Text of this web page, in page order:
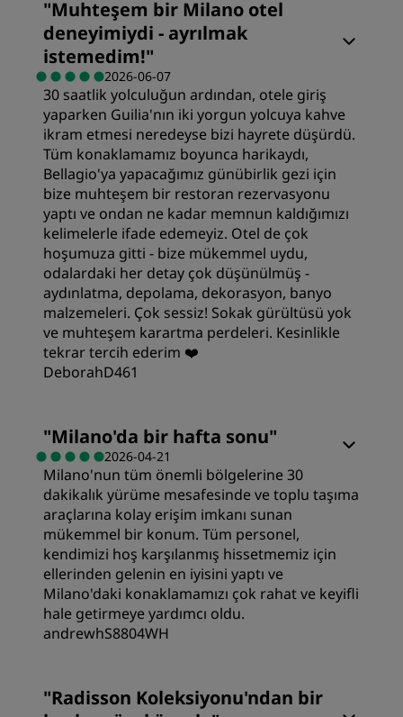
"Muhteşem bir Milano otel
deneyimiydi - ayrılmak
istemedim!"
2026-06-07
30 saatlik yolculuğun ardından, otele giriş
yaparken Guilia'nın iki yorgun yolcuya kahve
ikram etmesi neredeyse bizi hayrete düşürdü.
Tüm konaklamamız boyunca harikaydı,
Bellagio'ya yapacağımız günübirlik gezi için
bize muhteşem bir restoran rezervasyonu
yaptı ve ondan ne kadar memnun kaldığımızı
kelimelerle ifade edemeyiz. Otel de çok
hoşumuza gitti - bize mükemmel uydu,
odalardaki her detay çok düşünülmüş -
aydınlatma, depolama, dekorasyon, banyo
malzemeleri. Çok sessiz! Sokak gürültüsü yok
ve muhteşem karartma perdeleri. Kesinlikle
tekrar tercih ederim ❤️
DeborahD461
Değer
Uyku Kalitesi
Yer
Temizlik
Hizmet
"Milano'da bir hafta sonu"
2026-04-21
Milano'nun tüm önemli bölgelerine 30
dakikalık yürüme mesafesinde ve toplu taşıma
araçlarına kolay erişim imkanı sunan
mükemmel bir konum. Tüm personel,
kendimizi hoş karşılanmış hissetmemiz için
ellerinden gelenin en iyisini yaptı ve
Milano'daki konaklamamızı çok rahat ve keyifli
hale getirmeye yardımcı oldu.
andrewhS8804WH
"Radisson Koleksiyonu'ndan bir